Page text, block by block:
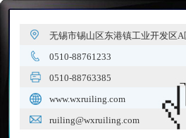
无锡市锡山区东港镇工业开发区A
0510-88761233
0510-88763385
www.wxruiling.com
ruiling@wxruiling.com